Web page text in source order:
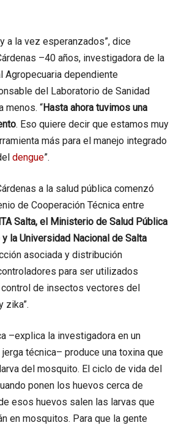
a la vez esperanzados”, dice
–40 años, investigadora de la
Agropecuaria dependiente
del Laboratorio de Sanidad
menos. “Hasta ahora tuvimos una
. Eso quiere decir que estamos muy
más para el manejo integrado
dengue”.
a la salud pública comenzó
de Cooperación Técnica entre
Salta, el Ministerio de Salud Pública
la Universidad Nacional de Salta
asociada y distribución
para ser utilizados
de insectos vectores del
zika”.
–explica la investigadora en un
técnica– produce una toxina que
del mosquito. El ciclo de vida del
ponen los huevos cerca de
esos huevos salen las larvas que
en mosquitos. Para que la gente